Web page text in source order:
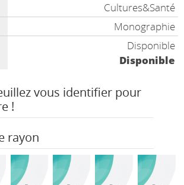
Cultures&Santé
Monographie
Disponible
Disponible
vous identifier pour
!
rayon